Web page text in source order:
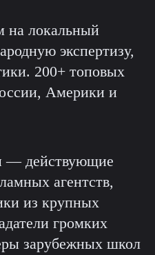
локальный
экспертизу,
200+ топовых
Америки и
— действующие
агентств,
из крупных
громких
зарубежных школ